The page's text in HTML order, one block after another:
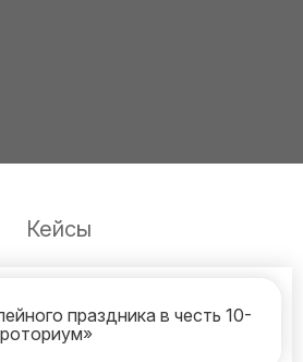
Кейсы
праздника в честь 10-